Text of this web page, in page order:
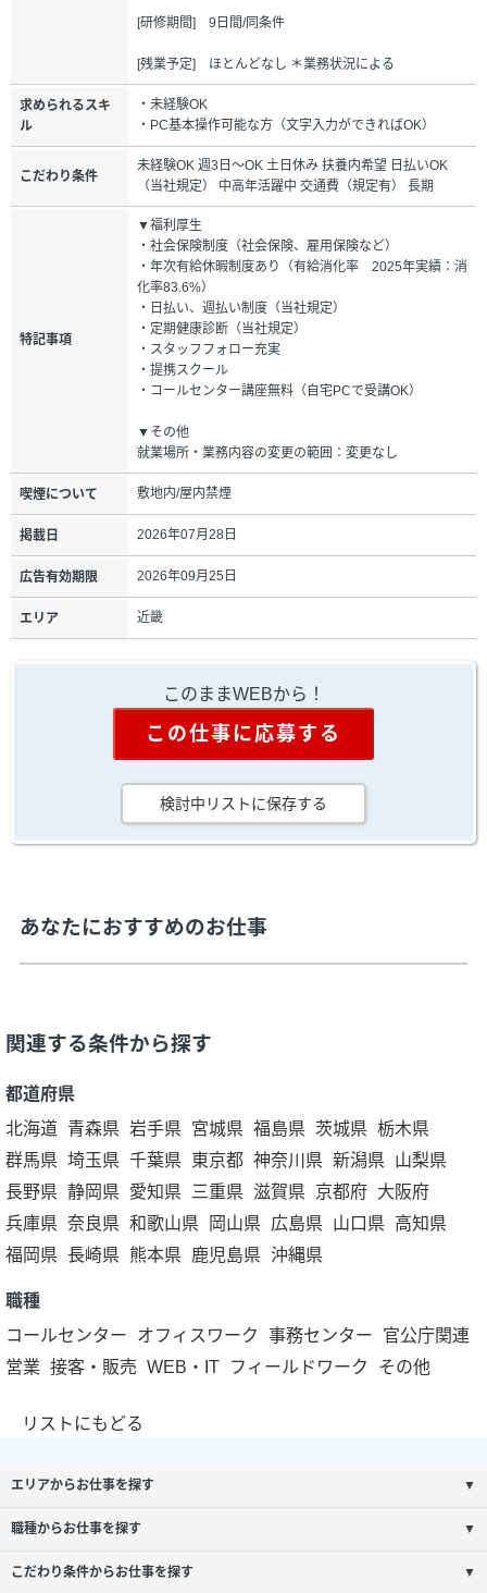
[研修期間] 9日間/同条件
[残業予定] ほとんどなし ＊業務状況による
求められるスキ
ル
・未経験OK
・PC基本操作可能な方（文字入力ができればOK）
こだわり条件
未経験OK 週3日～OK 土日休み 扶養内希望 日払いOK
（当社規定） 中高年活躍中 交通費（規定有） 長期
特記事項
▼福利厚生
・社会保険制度（社会保険、雇用保険など）
・年次有給休暇制度あり（有給消化率 2025年実績：消
化率83.6%）
・日払い、週払い制度（当社規定）
・定期健康診断（当社規定）
・スタッフフォロー充実
・提携スクール
・コールセンター講座無料（自宅PCで受講OK）
▼その他
就業場所・業務内容の変更の範囲：変更なし
喫煙について 敷地内/屋内禁煙
掲載日 2026年07月28日
広告有効期限 2026年09月25日
エリア 近畿
このままWEBから！
この仕事に応募する
検討中リストに保存する
あなたにおすすめのお仕事
関連する条件から探す
都道府県
北海道 青森県 岩手県 宮城県 福島県 茨城県 栃木県
群馬県 埼玉県 千葉県 東京都 神奈川県 新潟県 山梨県
長野県 静岡県 愛知県 三重県 滋賀県 京都府 大阪府
兵庫県 奈良県 和歌山県 岡山県 広島県 山口県 高知県
福岡県 長崎県 熊本県 鹿児島県 沖縄県
職種
コールセンター
オフィスワーク 事務センター
官公庁関連
営業 接客・販売 WEB・IT フィールドワーク その他
リストにもどる
エリアからお仕事を探す ▼
職種からお仕事を探す ▼
こだわり条件からお仕事を探す ▼